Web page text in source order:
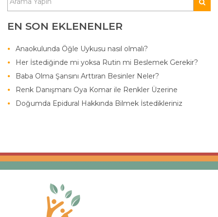
EN SON EKLENENLER
Anaokulunda Öğle Uykusu nasıl olmalı?
Her İstediğinde mi yoksa Rutin mi Beslemek Gerekir?
Baba Olma Şansını Arttıran Besinler Neler?
Renk Danışmanı Oya Komar ile Renkler Üzerine
Doğumda Epidural Hakkında Bilmek İstedikleriniz